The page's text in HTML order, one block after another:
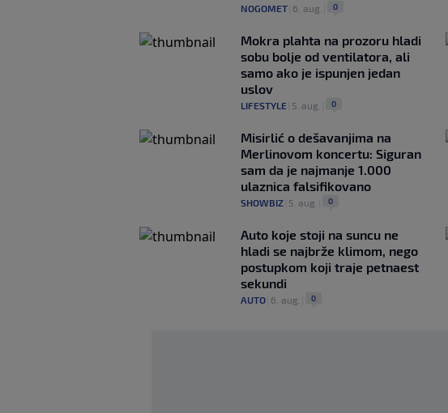
NOGOMET 6. aug. 0
Mokra plahta na prozoru hladi
sobu bolje od ventilatora, ali
samo ako je ispunjen jedan
uslov
LIFESTYLE 5. aug. 0
Misirlić o dešavanjima na
Merlinovom koncertu: Siguran
sam da je najmanje 1.000
ulaznica falsifikovano
SHOWBIZ 5. aug. 0
Auto koje stoji na suncu ne
hladi se najbrže klimom, nego
postupkom koji traje petnaest
sekundi
AUTO 6. aug. 0